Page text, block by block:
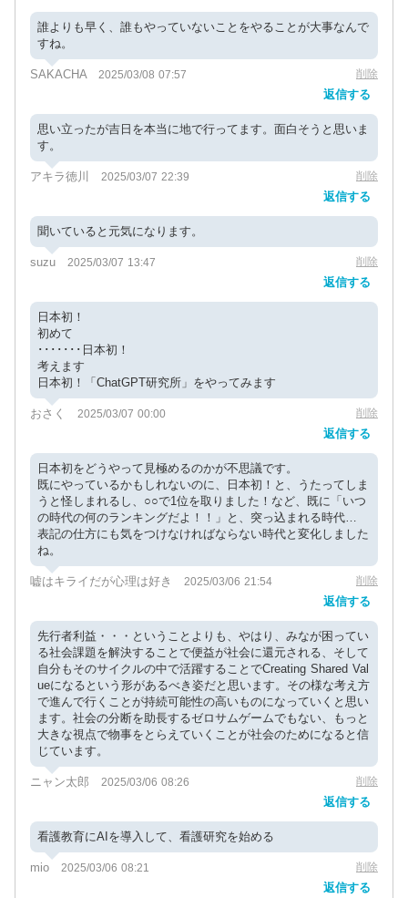
誰よりも早く、誰もやっていないことをやることが大事なんで
すね。
SAKACHA 2025/03/08 07:57 削除
返信する
思い立ったが吉日を本当に地で行ってます。面白そうと思いま
す。
アキラ徳川 2025/03/07 22:39 削除
返信する
聞いていると元気になります。
suzu 2025/03/07 13:47 削除
返信する
日本初！
初めて
･･･････日本初！
考えます
日本初！「ChatGPT研究所」をやってみます
おさく 2025/03/07 00:00 削除
返信する
日本初をどうやって見極めるのかが不思議です。
既にやっているかもしれないのに、日本初！と、うたってしま
うと怪しまれるし、○○で1位を取りました！など、既に「いつ
の時代の何のランキングだよ！！」と、突っ込まれる時代…
表記の仕方にも気をつけなければならない時代と変化しました
ね。
嘘はキライだが心理は好き 2025/03/06 21:54 削除
返信する
先行者利益・・・ということよりも、やはり、みなが困ってい
る社会課題を解決することで便益が社会に還元される、そして
自分もそのサイクルの中で活躍することでCreating Shared Val
ueになるという形があるべき姿だと思います。その様な考え方
で進んで行くことが持続可能性の高いものになっていくと思い
ます。社会の分断を助長するゼロサムゲームでもない、もっと
大きな視点で物事をとらえていくことが社会のためになると信
じています。
ニャン太郎 2025/03/06 08:26 削除
返信する
看護教育にAIを導入して、看護研究を始める
mio 2025/03/06 08:21 削除
返信する